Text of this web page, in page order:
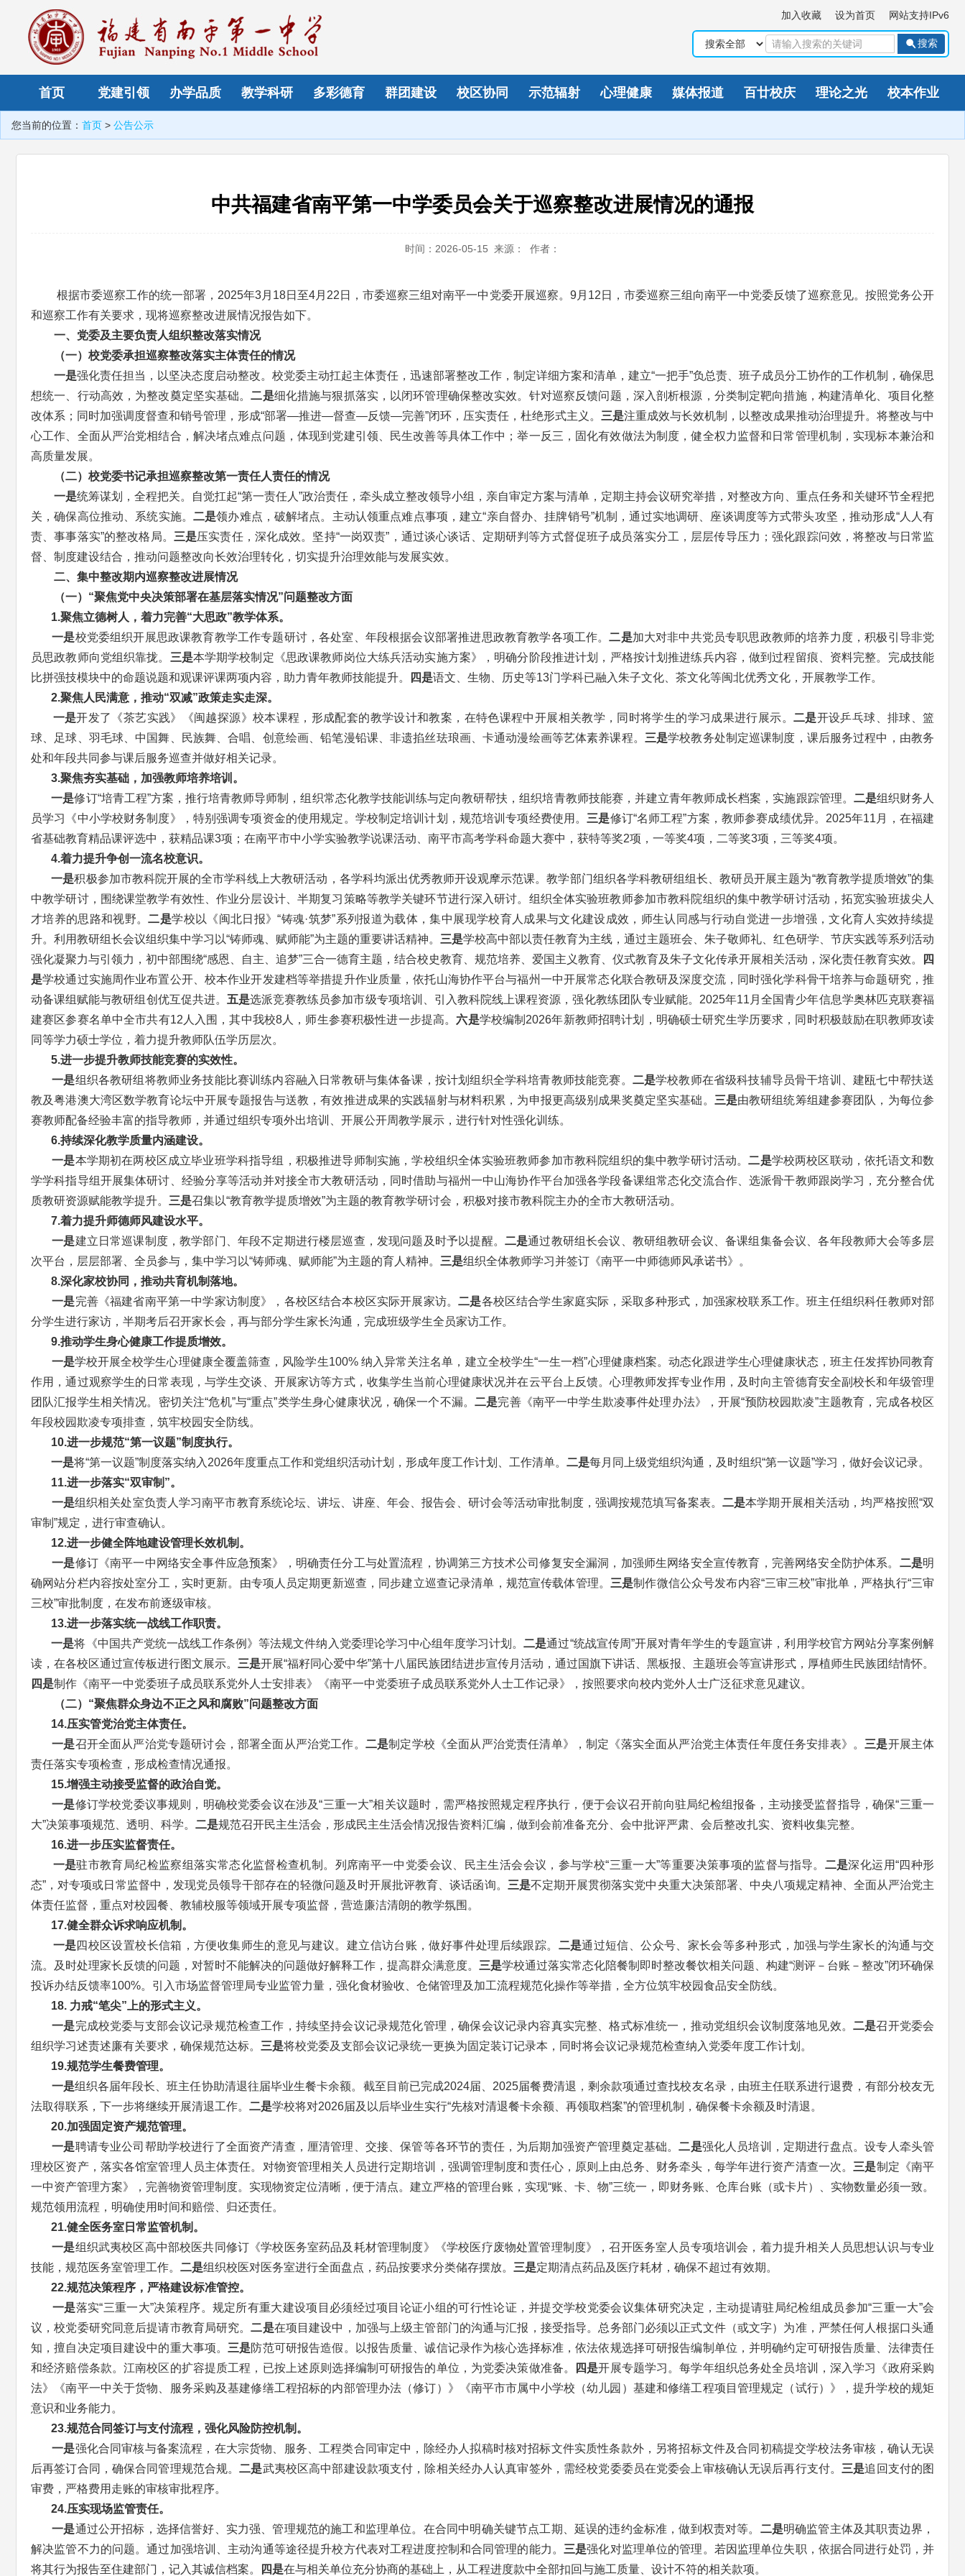
加入收藏 设为首页 网站支持IPv6
搜索
首页 党建引领 办学品质 教学科研 多彩德育 群团建设 校区协同 示范辐射 心理健康 媒体报道 百廿校庆 理论之光 校本作业
您当前的位置： 首页 > 公告公示
中共福建省南平第一中学委员会关于巡察整改进展情况的通报
时间：2026-05-15 来源： 作者：
根据市委巡察工作的统一部署，2025年3月18日至4月22日，市委巡察三组对南平一中党委开展巡察。9月12日，市委巡察三组向南平一中党委反馈了巡察意见。按照党务公开
和巡察工作有关要求，现将巡察整改进展情况报告如下。
一、党委及主要负责人组织整改落实情况
（一）校党委承担巡察整改落实主体责任的情况
一是强化责任担当，以坚决态度启动整改。校党委主动扛起主体责任，迅速部署整改工作，制定详细方案和清单，建立“一把手”负总责、班子成员分工协作的工作机制，确保思
想统一、行动高效，为整改奠定坚实基础。二是细化措施与狠抓落实，以闭环管理确保整改实效。针对巡察反馈问题，深入剖析根源，分类制定靶向措施，构建清单化、项目化整
改体系；同时加强调度督查和销号管理，形成“部署—推进—督查—反馈—完善”闭环，压实责任，杜绝形式主义。 三是注重成效与长效机制，以整改成果推动治理提升。将整改与中
心工作、全面从严治党相结合，解决堵点难点问题，体现到党建引领、民生改善等具体工作中；举一反三，固化有效做法为制度，健全权力监督和日常管理机制，实现标本兼治和
高质量发展。
（二）校党委书记承担巡察整改第一责任人责任的情况
一是统筹谋划，全程把关。自觉扛起“第一责任人”政治责任，牵头成立整改领导小组，亲自审定方案与清单，定期主持会议研究举措，对整改方向、重点任务和关键环节全程把
关，确保高位推动、系统实施。 二是领办难点，破解堵点。主动认领重点难点事项，建立“亲自督办、挂牌销号”机制，通过实地调研、座谈调度等方式带头攻坚，推动形成“人人有
责、事事落实”的整改格局。 三是压实责任，深化成效。坚持“一岗双责”，通过谈心谈话、定期研判等方式督促班子成员落实分工，层层传导压力；强化跟踪问效，将整改与日常监
督、制度建设结合，推动问题整改向长效治理转化，切实提升治理效能与发展实效。
二、集中整改期内巡察整改进展情况
（一）“聚焦党中央决策部署在基层落实情况”问题整改方面
1.聚焦立德树人，着力完善“大思政”教学体系。
一是校党委组织开展思政课教育教学工作专题研讨，各处室、年段根据会议部署推进思政教育教学各项工作。二是加大对非中共党员专职思政教师的培养力度，积极引导非党
员思政教师向党组织靠拢。 三是本学期学校制定《思政课教师岗位大练兵活动实施方案》，明确分阶段推进计划，严格按计划推进练兵内容，做到过程留痕、资料完整。完成技能
比拼强技模块中的命题说题和观课评课两项内容，助力青年教师技能提升。
四是语文、生物、历史等13门学科已融入朱子文化、茶文化等闽北优秀文化，开展教学工作。
2.聚焦人民满意，推动“双减”政策走实走深。
一是开发了《茶艺实践》《闽越探源》校本课程，形成配套的教学设计和教案，在特色课程中开展相关教学，同时将学生的学习成果进行展示。 二是开设乒乓球、排球、篮
球、足球、羽毛球、中国舞、民族舞、合唱、创意绘画、铅笔漫铅课、非遗掐丝珐琅画、卡通动漫绘画等艺体素养课程。 三是学校教务处制定巡课制度，课后服务过程中，由教务
处和年段共同参与课后服务巡查并做好相关记录。
3.聚焦夯实基础，加强教师培养培训。
一是修订“培青工程”方案，推行培青教师导师制，组织常态化教学技能训练与定向教研帮扶，组织培青教师技能赛，并建立青年教师成长档案，实施跟踪管理。 二是组织财务人
员学习《中小学校财务制度》，特别强调专项资金的使用规定。学校制定培训计划，规范培训专项经费使用。 三是修订“名师工程”方案，教师参赛成绩优异。2025年11月，在福建
省基础教育精品课评选中，获精品课3项；在南平市中小学实验教学说课活动、南平市高考学科命题大赛中，获特等奖2项，一等奖4项，二等奖3项，三等奖4项。
4.着力提升争创一流名校意识。
一是积极参加市教科院开展的全市学科线上大教研活动，各学科均派出优秀教师开设观摩示范课。教学部门组织各学科教研组组长、教研员开展主题为“教育教学提质增效”的集
中教学研讨，围绕课堂教学有效性、作业分层设计、半期复习策略等教学关键环节进行深入研讨。组织全体实验班教师参加市教科院组织的集中教学研讨活动，拓宽实验班拔尖人
才培养的思路和视野。二是学校以《闽北日报》“铸魂·筑梦”系列报道为载体，集中展现学校育人成果与文化建设成效，师生认同感与行动自觉进一步增强，文化育人实效持续提
升。利用教研组长会议组织集中学习以“铸师魂、赋师能”为主题的重要讲话精神。 三是学校高中部以责任教育为主线，通过主题班会、朱子敬师礼、红色研学、节庆实践等系列活动
强化凝聚力与引领力，初中部围绕“感恩、自主、追梦”三合一德育主题，结合校史教育、规范培养、爱国主义教育、仪式教育及朱子文化传承开展相关活动，深化责任教育实效。
四
是学校通过实施周作业布置公开、校本作业开发建档等举措提升作业质量，依托山海协作平台与福州一中开展常态化联合教研及深度交流，同时强化学科骨干培养与命题研究，推
动备课组赋能与教研组创优互促共进。 五是选派竞赛教练员参加市级专项培训、引入教科院线上课程资源，强化教练团队专业赋能。2025年11月全国青少年信息学奥林匹克联赛福
建赛区参赛名单中全市共有12人入围，其中我校8人，师生参赛积极性进一步提高。六是学校编制2026年新教师招聘计划，明确硕士研究生学历要求，同时积极鼓励在职教师攻读
同等学力硕士学位，着力提升教师队伍学历层次。
5.进一步提升教师技能竞赛的实效性。
一是组织各教研组将教师业务技能比赛训练内容融入日常教研与集体备课，按计划组织全学科培青教师技能竞赛。 二是学校教师在省级科技辅导员骨干培训、建瓯七中帮扶送
教及粤港澳大湾区数学教育论坛中开展专题报告与送教，有效推进成果的实践辐射与材料积累，为申报更高级别成果奖奠定坚实基础。 三是由教研组统筹组建参赛团队，为每位参
赛教师配备经验丰富的指导教师，并通过组织专项外出培训、开展公开周教学展示，进行针对性强化训练。
6.持续深化教学质量内涵建设。
一是本学期初在两校区成立毕业班学科指导组，积极推进导师制实施，学校组织全体实验班教师参加市教科院组织的集中教学研讨活动。二是学校两校区联动，依托语文和数
学学科指导组开展集体研讨、经验分享等活动并对接全市大教研活动，同时借助与福州一中山海协作平台加强各学段备课组常态化交流合作、选派骨干教师跟岗学习，充分整合优
质教研资源赋能教学提升。 三是召集以“教育教学提质增效”为主题的教育教学研讨会，积极对接市教科院主办的全市大教研活动。
7.着力提升师德师风建设水平。
一是建立日常巡课制度，教学部门、年段不定期进行楼层巡查，发现问题及时予以提醒。 二是通过教研组长会议、教研组教研会议、备课组集备会议、各年段教师大会等多层
次平台，层层部署、全员参与，集中学习以“铸师魂、赋师能”为主题的育人精神。 三是组织全体教师学习并签订《南平一中师德师风承诺书》。
8.深化家校协同，推动共育机制落地。
一是完善《福建省南平第一中学家访制度》，各校区结合本校区实际开展家访。二是各校区结合学生家庭实际，采取多种形式，加强家校联系工作。班主任组织科任教师对部
分学生进行家访，半期考后召开家长会，再与部分学生家长沟通，完成班级学生全员家访工作。
9.推动学生身心健康工作提质增效。
一是学校开展全校学生心理健康全覆盖筛查，风险学生100% 纳入异常关注名单，建立全校学生“一生一档”心理健康档案。动态化跟进学生心理健康状态，班主任发挥协同教育
作用，通过观察学生的日常表现，与学生交谈、开展家访等方式，收集学生当前心理健康状况并在云平台上反馈。心理教师发挥专业作用，及时向主管德育安全副校长和年级管理
团队汇报学生相关情况。密切关注“危机”与“重点”类学生身心健康状况，确保一个不漏。二是完善《南平一中学生欺凌事件处理办法》，开展“预防校园欺凌”主题教育，完成各校区
年段校园欺凌专项排查，筑牢校园安全防线。
10.进一步规范“第一议题”制度执行。
一是将“第一议题”制度落实纳入2026年度重点工作和党组织活动计划，形成年度工作计划、工作清单。 二是每月同上级党组织沟通，及时组织“第一议题”学习，做好会议记录。
11.进一步落实“双审制”。
一是组织相关处室负责人学习南平市教育系统论坛、讲坛、讲座、年会、报告会、研讨会等活动审批制度，强调按规范填写备案表。二是本学期开展相关活动，均严格按照“双
审制”规定，进行审查确认。
12.进一步健全阵地建设管理长效机制。
一是修订《南平一中网络安全事件应急预案》，明确责任分工与处置流程，协调第三方技术公司修复安全漏洞，加强师生网络安全宣传教育，完善网络安全防护体系。 二是明
确网站分栏内容按处室分工，实时更新。由专项人员定期更新巡查，同步建立巡查记录清单，规范宣传载体管理。 三是制作微信公众号发布内容“三审三校”审批单，严格执行“三审
三校”审批制度，在发布前逐级审核。
13.进一步落实统一战线工作职责。
一是将《中国共产党统一战线工作条例》等法规文件纳入党委理论学习中心组年度学习计划。二是通过“统战宣传周”开展对青年学生的专题宣讲，利用学校官方网站分享案例解
读，在各校区通过宣传板进行图文展示。 三是开展“福籽同心爱中华”第十八届民族团结进步宣传月活动，通过国旗下讲话、黑板报、主题班会等宣讲形式，厚植师生民族团结情怀。
四是制作《南平一中党委班子成员联系党外人士安排表》《南平一中党委班子成员联系党外人士工作记录》，按照要求向校内党外人士广泛征求意见建议。
（二）“聚焦群众身边不正之风和腐败”问题整改方面
14.压实管党治党主体责任。
一是召开全面从严治党专题研讨会，部署全面从严治党工作。 二是制定学校《全面从严治党责任清单》，制定《落实全面从严治党主体责任年度任务安排表》。 三是开展主体
责任落实专项检查，形成检查情况通报。
15.增强主动接受监督的政治自觉。
一是修订学校党委议事规则，明确校党委会议在涉及“三重一大”相关议题时，需严格按照规定程序执行，便于会议召开前向驻局纪检组报备，主动接受监督指导，确保“三重一
大”决策事项规范、透明、科学。 二是规范召开民主生活会，形成民主生活会情况报告资料汇编，做到会前准备充分、会中批评严肃、会后整改扎实、资料收集完整。
16.进一步压实监督责任。
一是驻市教育局纪检监察组落实常态化监督检查机制。列席南平一中党委会议、民主生活会会议，参与学校“三重一大”等重要决策事项的监督与指导。 二是深化运用“四种形
态”，对专项或日常监督中，发现党员领导干部存在的轻微问题及时开展批评教育、谈话函询。 三是不定期开展贯彻落实党中央重大决策部署、中央八项规定精神、全面从严治党主
体责任监督，重点对校园餐、教辅校服等领域开展专项监督，营造廉洁清朗的教学氛围。
17.健全群众诉求响应机制。
一是四校区设置校长信箱，方便收集师生的意见与建议。建立信访台账，做好事件处理后续跟踪。 二是通过短信、公众号、家长会等多种形式，加强与学生家长的沟通与交
流。及时处理家长反馈的问题，对暂时不能解决的问题做好解释工作，提高群众满意度。 三是学校通过落实常态化陪餐制即时整改餐饮相关问题、构建“测评－台账－整改”闭环确保
投诉办结反馈率100%。引入市场监督管理局专业监管力量，强化食材验收、仓储管理及加工流程规范化操作等举措，全方位筑牢校园食品安全防线。
18. 力戒“笔尖”上的形式主义。
一是完成校党委与支部会议记录规范检查工作，持续坚持会议记录规范化管理，确保会议记录内容真实完整、格式标准统一，推动党组织会议制度落地见效。 二是召开党委会
组织学习述责述廉有关要求，确保规范达标。 三是将校党委及支部会议记录统一更换为固定装订记录本，同时将会议记录规范检查纳入党委年度工作计划。
19.规范学生餐费管理。
一是组织各届年段长、班主任协助清退往届毕业生餐卡余额。截至目前已完成2024届、2025届餐费清退，剩余款项通过查找校友名录，由班主任联系进行退费，有部分校友无
法取得联系，下一步将继续开展清退工作。 二是学校将对2026届及以后毕业生实行“先核对清退餐卡余额、再领取档案”的管理机制，确保餐卡余额及时清退。
20.加强固定资产规范管理。
一是聘请专业公司帮助学校进行了全面资产清查，厘清管理、交接、保管等各环节的责任，为后期加强资产管理奠定基础。二是强化人员培训，定期进行盘点。设专人牵头管
理校区资产，落实各馆室管理人员主体责任。对物资管理相关人员进行定期培训，强调管理制度和责任心，原则上由总务、财务牵头，每学年进行资产清查一次。 三是制定《南平
一中资产管理方案》，完善物资管理制度。实现物资定位清晰，便于清点。建立严格的管理台账，实现“账、卡、物”三统一，即财务账、仓库台账（或卡片）、实物数量必须一致。
规范领用流程，明确使用时间和赔偿、归还责任。
21.健全医务室日常监管机制。
一是组织武夷校区高中部校医共同修订《学校医务室药品及耗材管理制度》《学校医疗废物处置管理制度》，召开医务室人员专项培训会，着力提升相关人员思想认识与专业
技能，规范医务室管理工作。 二是组织校医对医务室进行全面盘点，药品按要求分类储存摆放。 三是定期清点药品及医疗耗材，确保不超过有效期。
22.规范决策程序，严格建设标准管控。
一是落实“三重一大”决策程序。规定所有重大建设项目必须经过项目论证小组的可行性论证，并提交学校党委会议集体研究决定，主动提请驻局纪检组成员参加“三重一大”会
议，校党委研究同意后提请市教育局研究。二是在项目建设中，加强与上级主管部门的沟通与汇报，接受指导。总务部门必须以正式文件（或文字）为准，严禁任何人根据口头通
知，擅自决定项目建设中的重大事项。 三是防范可研报告造假。以报告质量、诚信记录作为核心选择标准，依法依规选择可研报告编制单位，并明确约定可研报告质量、法律责任
和经济赔偿条款。江南校区的扩容提质工程，已按上述原则选择编制可研报告的单位，为党委决策做准备。
四是开展专题学习。每学年组织总务处全员培训，深入学习《政府采购
法》《南平一中关于货物、服务采购及基建修缮工程招标的内部管理办法（修订）》《南平市市属中小学校（幼儿园）基建和修缮工程项目管理规定（试行）》，提升学校的规矩
意识和业务能力。
23.规范合同签订与支付流程，强化风险防控机制。
一是强化合同审核与备案流程，在大宗货物、服务、工程类合同审定中，除经办人拟稿时核对招标文件实质性条款外，另将招标文件及合同初稿提交学校法务审核，确认无误
后再签订合同，确保合同管理规范合规。二是武夷校区高中部建设款项支付，除相关经办人认真审签外，需经校党委委员在党委会上审核确认无误后再行支付。 三是追回支付的图
审费，严格费用走账的审核审批程序。
24.压实现场监管责任。
一是通过公开招标，选择信誉好、实力强、管理规范的施工和监理单位。在合同中明确关键节点工期、延误的违约金标准，做到权责对等。 二是明确监管主体及其职责边界，
解决监管不力的问题。通过加强培训、主动沟通等途径提升校方代表对工程进度控制和合同管理的能力。 三是强化对监理单位的管理。若因监理单位失职，依据合同进行处罚，并
将其行为报告至住建部门，记入其诚信档案。
四是在与相关单位充分协商的基础上，从工程进度款中全部扣回与施工质量、设计不符的相关款项。